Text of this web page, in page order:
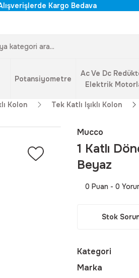
Kargo Bedava
Potansiyometre
Ac Ve Dc
Elektrik
Kolon Tek Katlı Işıklı Kolon
Mucco
1 Katlı
Beyaz
0 Puan - 0
Stok
Kategori
Marka